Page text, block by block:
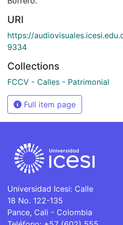
URI
https://
9334
Collections
FCCV - Calles - Patrimonial
Full item page
Universidad Icesi: Calle
18 No. 122-135
Pance, Cali - Colombia